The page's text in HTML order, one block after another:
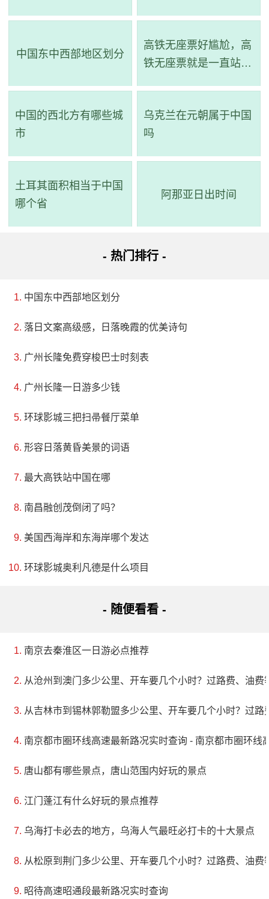
中国东中西部地区划分
高铁无座票好尴尬，高
铁无座票就是一直站着
中国的西北方有哪些城
市
乌克兰在元朝属于中国
吗
土耳其面积相当于中国
哪个省
阿那亚日出时间
- 热门排行 -
中国东中西部地区划分
落日文案高级感，日落晚霞的优美诗句
广州长隆免费穿梭巴士时刻表
广州长隆一日游多少钱
环球影城三把扫帚餐厅菜单
形容日落黄昏美景的词语
最大高铁站中国在哪
南昌融创茂倒闭了吗？
美国西海岸和东海岸哪个发达
环球影城奥利凡德是什么项目
- 随便看看 -
南京去秦淮区一日游必点推荐
从沧州到澳门多少公里、开车要几个小时？过路费、油费
从吉林市到锡林郭勒盟多少公里、开车要几个小时？过路
南京都市圈环线高速最新路况实时查询 - 南京都市圈环线
唐山都有哪些景点，唐山范围内好玩的景点
江门蓬江有什么好玩的景点推荐
乌海打卡必去的地方，乌海人气最旺必打卡的十大景点
从松原到荆门多少公里、开车要几个小时？过路费、油费
昭待高速昭通段最新路况实时查询